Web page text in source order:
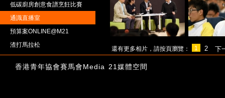
低碳廚房創意食譜烹飪比賽
通識直播室
預算案ONLINE@M21
渣打馬拉松
還有更多相片，請按頁瀏覽： 1 2 下
香港青年協會賽馬會Media 21媒體空間